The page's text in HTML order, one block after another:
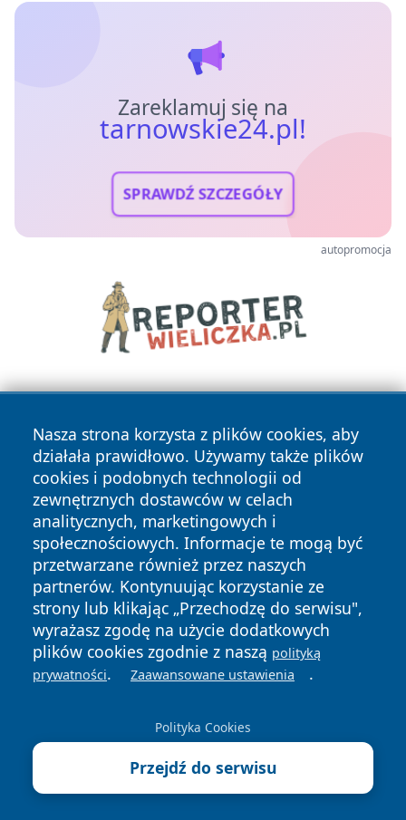
Zareklamuj się na
tarnowskie24.pl!
SPRAWDŹ SZCZEGÓŁY
autopromocja
Nasza strona korzysta z plików cookies, aby
działała prawidłowo. Używamy także plików
cookies i podobnych technologii od
zewnętrznych dostawców w celach
analitycznych, marketingowych i
społecznościowych. Informacje te mogą być
przetwarzane również przez naszych
partnerów. Kontynuując korzystanie ze
strony lub klikając „Przechodzę do serwisu",
wyrażasz zgodę na użycie dodatkowych
plików cookies zgodnie z naszą polityką
prywatności. Zaawansowane ustawienia .
Polityka Cookies
Przejdź do serwisu
Copyright © 2026 tarnowskie24.pl Wszystkie prawa
zastrzeżone.
News Autorzy
Polityka
Prywatności
Polityka
Cookies